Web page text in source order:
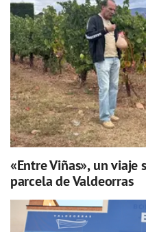
«Entre Viñas», un
parcela de Valdeorras